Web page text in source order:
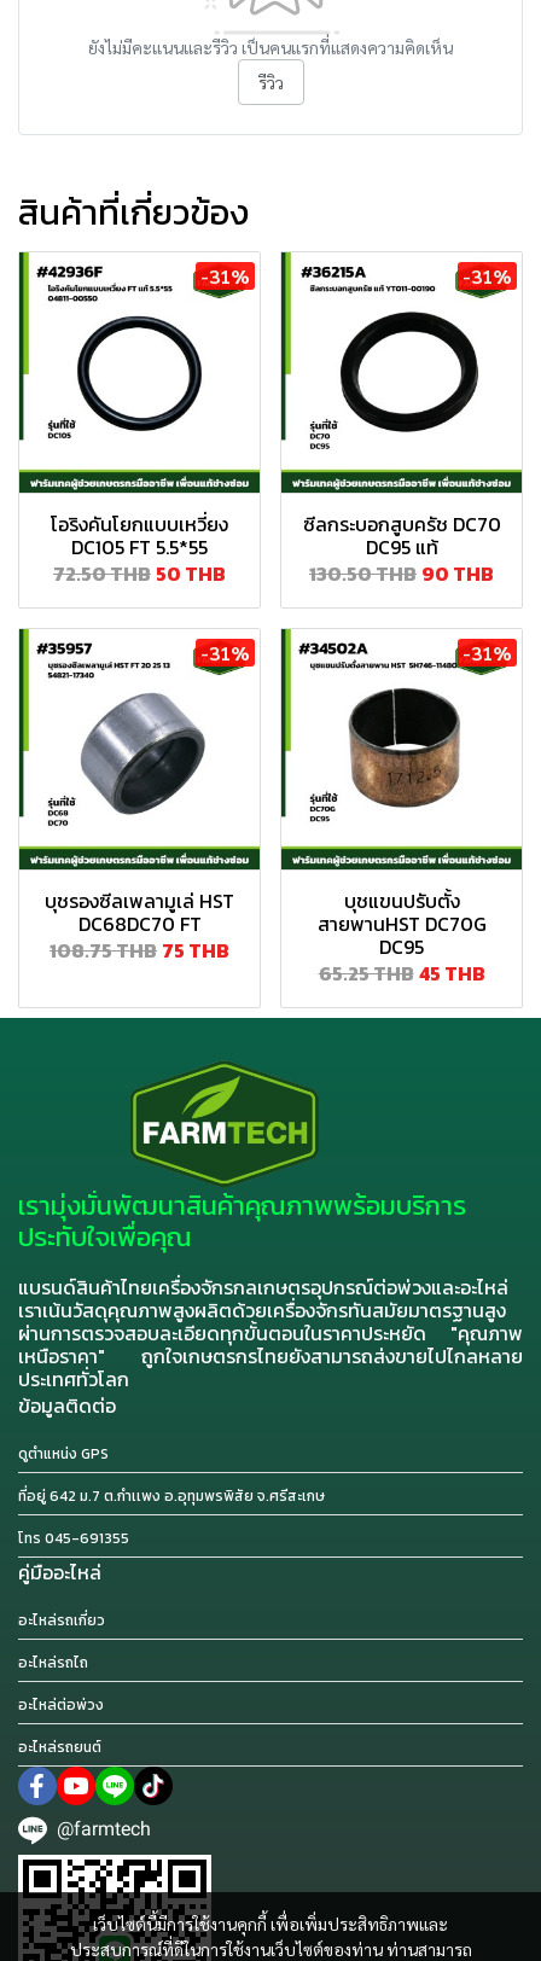
ยังไม่มีคะแนนและรีวิว เป็นคนแรกที่แสดงความคิดเห็น
รีวิว
สินค้าที่เกี่ยวข้อง
-31%
โอริงคันโยกแบบเหวี่ยง
DC105 FT 5.5*55
72.50 THB 50 THB
-31%
ซีลกระบอกสูบครัช DC70
DC95 แท้
130.50 THB 90 THB
-31%
บุชรองซีลเพลามูเล่ HST
DC68DC70 FT
108.75 THB 75 THB
-31%
บุชแขนปรับตั้ง
สายพานHST DC70G
DC95
65.25 THB45 THB
เว็บไซต์นี้มีการใช้งานคุกกี้ เพื่อเพิ่มประสิทธิภาพและ
ประสบการณ์ที่ดีในการใช้งานเว็บไซต์ของท่าน ท่านสามารถ
เรามุ่งมั่นพัฒนาสินค้าคุณภาพพร้อมบริการ
ประทับใจเพื่อคุณ
แบรนด์สินค้าไทยเครื่องจักรกลเกษตรอุปกรณ์ต่อพ่วงและอะไหล่
เราเน้นวัสดุคุณภาพสูงผลิตด้วยเครื่องจักรทันสมัยมาตรฐานสูง
ผ่านการตรวจสอบละเอียดทุกขั้นตอนในราคาประหยัด "คุณภาพ
เหนือราคา" ถูกใจเกษตรกรไทยยังสามารถส่งขายไปไกลหลาย
ประเทศทั่วโลก
ข้อมูลติดต่อ
ดูตำแหน่ง GPS
ที่อยู่ 642 ม.7 ต.กำเเพง อ.อุทุมพรพิสัย จ.ศรีสะเกษ
โทร 045-691355
คู่มืออะไหล่
อะไหล่รถเกี่ยว
อะไหล่รถไถ
อะไหล่ต่อพ่วง
อะไหล่รถยนต์
@farmtech